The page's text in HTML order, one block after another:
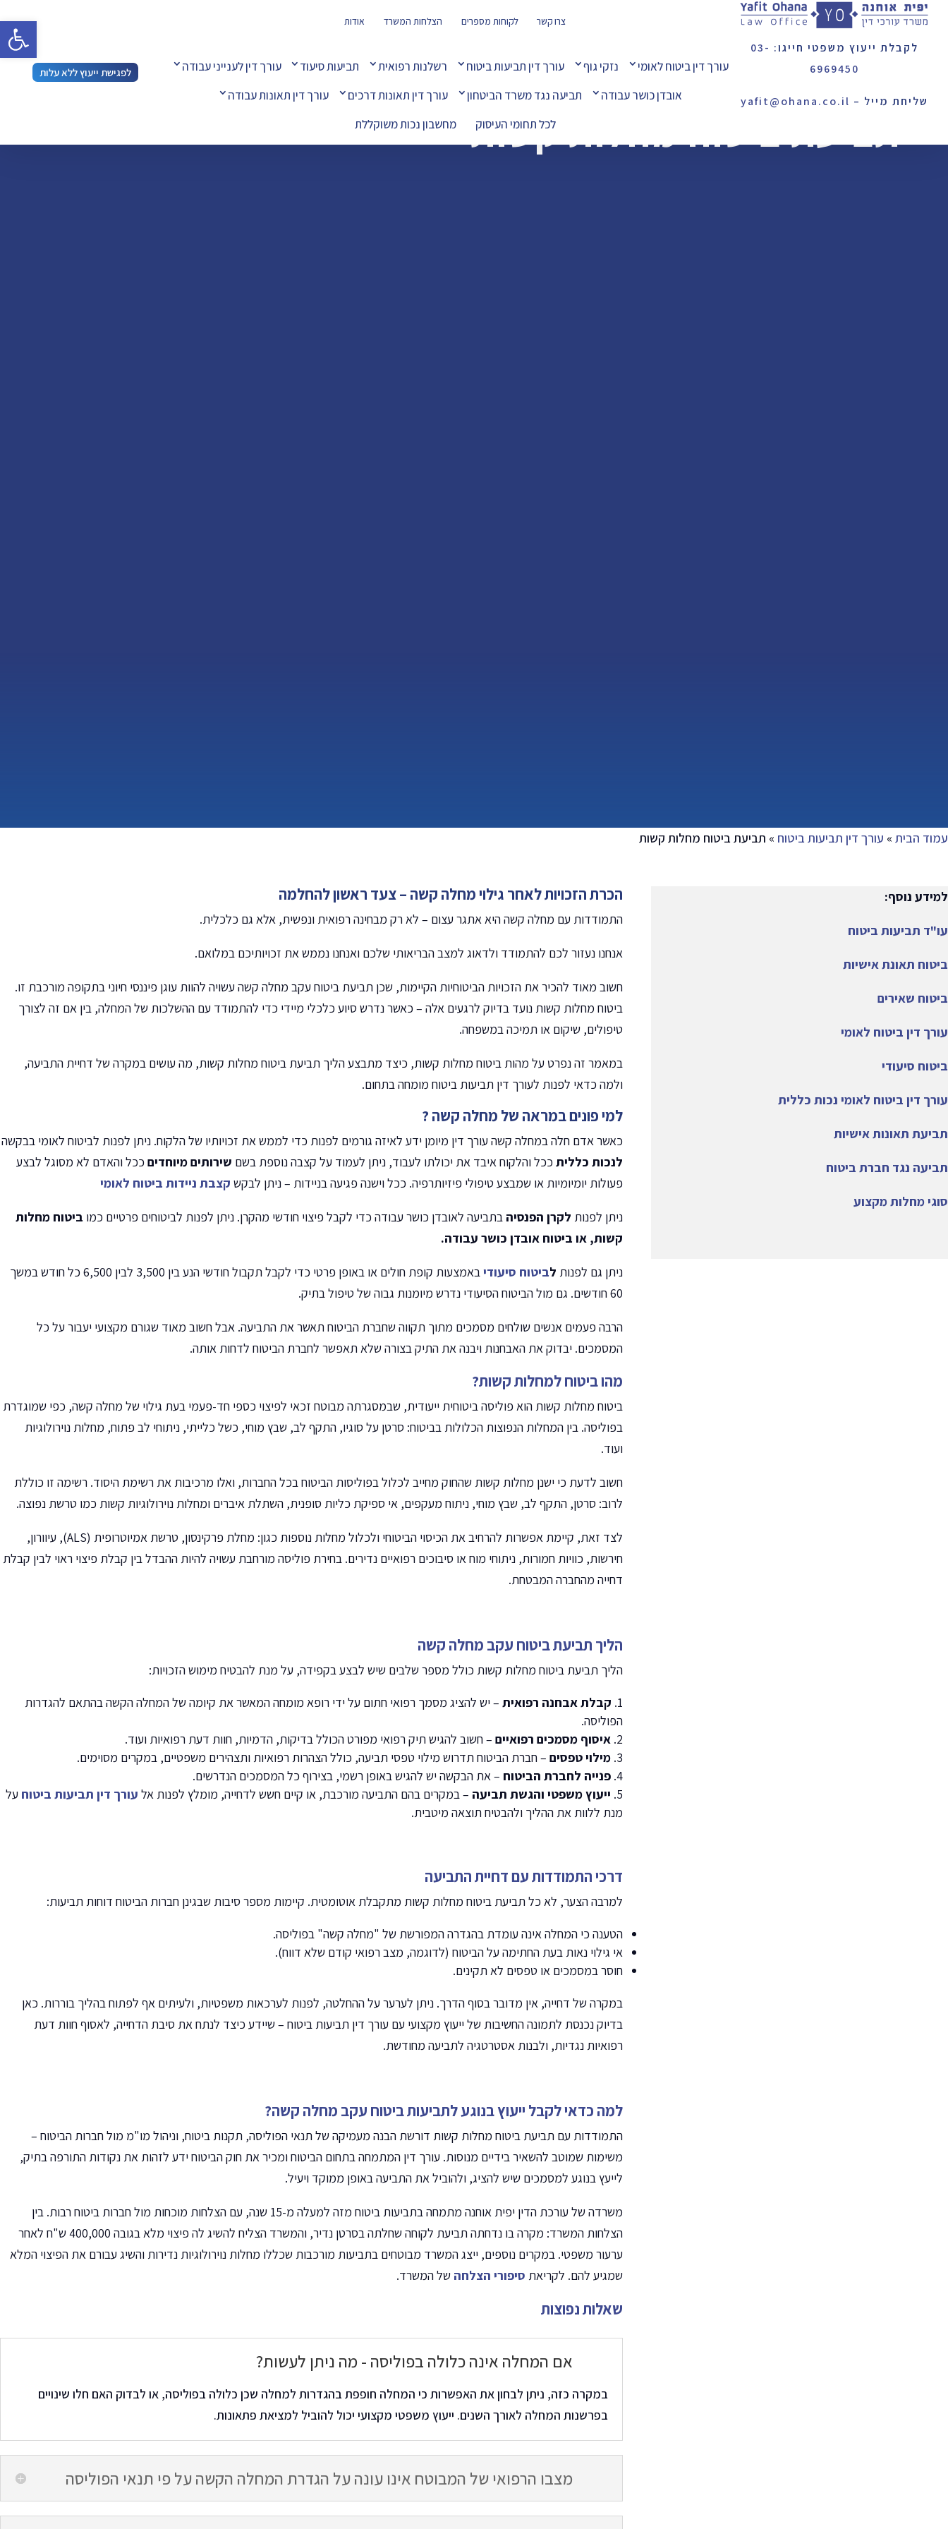
לפגישת ייעוץ ללא עלות
צרו קשר לקוחות מספרים הצלחות המשרד אודות
עורך דין ביטוח לאומי נזקי גוף עורך דין תביעות ביטוח רשלנות רפואית תביעות סיעוד
עורך דין לענייני עבודה
אובדן כושר עבודה
תביעה נגד משרד הביטחון עורך דין תאונות דרכים
עורך דין תאונות עבודה
לכל תחומי העיסוק
מחשבון נכות משוקללת
לקבלת ייעוץ משפטי חייגו: 03-
6969450
שליחת מייל – yafit@ohana.co.il
תביעת ביטוח מחלות קשות
עמוד הבית » עורך דין תביעות ביטוח » תביעת ביטוח מחלות קשות
הכרת הזכויות לאחר גילוי מחלה קשה – צעד ראשון להחלמה
התמודדות עם מחלה קשה היא אתגר עצום – לא רק מבחינה רפואית ונפשית, אלא גם כלכלית.
אנחנו נעזור לכם להתמודד ולדאוג למצב הבריאותי שלכם ואנחנו נממש את זכויותיכם במלואם.
חשוב מאוד להכיר את הזכויות הביטוחיות הקיימות, שכן תביעת ביטוח עקב מחלה קשה עשויה להוות עוגן פיננסי חיוני בתקופה מורכבת זו.
ביטוח מחלות קשות נועד בדיוק לרגעים אלה – כאשר נדרש סיוע כלכלי מיידי כדי להתמודד עם ההשלכות של המחלה, בין אם זה לצורך
טיפולים, שיקום או תמיכה במשפחה.
במאמר זה נפרט על מהות ביטוח מחלות קשות, כיצד מתבצע הליך תביעת ביטוח מחלות קשות, מה עושים במקרה של דחיית התביעה,
ולמה כדאי לפנות לעורך דין תביעות ביטוח מומחה בתחום.
למי פונים במראה של מחלה קשה ?
כאשר אדם חלה במחלה קשה עורך דין מיומן ידע לאיזה גורמים לפנות כדי לממש את זכויותיו של הלקוח. ניתן לפנות לביטוח לאומי בבקשה
לנכות כללית ככל והלקוח איבד את יכולתו לעבוד, ניתן לעמוד על קצבה נוספת בשם שירותים מיוחדים ככל והאדם לא מסוגל לבצע
פעולות יומיומיות או שמבצע טיפולי פיזיותרפיה. ככל וישנה פגיעה בניידות – ניתן לבקש קצבת ניידות ביטוח לאומי
ניתן לפנות לקרן הפנסיה בתביעה לאובדן כושר עבודה כדי לקבל פיצוי חודשי מהקרן. ניתן לפנות לביטוחים פרטיים כמו ביטוח מחלות
קשות, או ביטוח אובדן כושר עבודה.
ניתן גם לפנות לביטוח סיעודי
באמצעות קופת חולים או באופן פרטי כדי לקבל תקבול חודשי הנע בין 3,500 לבין 6,500 כל חודש במשך
60 חודשים. גם מול הביטוח הסיעודי נדרש מיומנות גבוה של טיפול בתיק.
הרבה פעמים אנשים שולחים מסמכים מתוך תקווה שחברת הביטוח תאשר את התביעה. אבל חשוב מאוד שגורם מקצועי יעבור על כל
המסמכים. יבדוק את האבחנות ויבנה את התיק בצורה שלא תאפשר לחברת הביטוח לדחות אותה.
מהו ביטוח למחלות קשות?
ביטוח מחלות קשות הוא פוליסה ביטוחית ייעודית, שבמסגרתה מבוטח זכאי לפיצוי כספי חד-פעמי בעת גילוי של מחלה קשה, כפי שמוגדרת
בפוליסה. בין המחלות הנפוצות הכלולות בביטוח: סרטן על סוגיו, התקף לב, שבץ מוחי, כשל כלייתי, ניתוחי לב פתוח, מחלות נוירולוגיות
ועוד.
חשוב לדעת כי ישנן מחלות קשות שהחוק מחייב לכלול בפוליסות הביטוח בכל החברות, ואלו מרכיבות את רשימת היסוד. רשימה זו כוללת
לרוב: סרטן, התקף לב, שבץ מוחי, ניתוח מעקפים, אי ספיקת כליות סופנית, השתלת איברים ומחלות נוירולוגיות קשות כמו טרשת נפוצה.
לצד זאת, קיימת אפשרות להרחיב את הכיסוי הביטוחי ולכלול מחלות נוספות כגון: מחלת פרקינסון, טרשת אמיוטרופית (ALS), עיוורון,
חירשות, כוויות חמורות, ניתוחי מוח או סיבוכים רפואיים נדירים. בחירת פוליסה מורחבת עשויה להיות ההבדל בין קבלת פיצוי ראוי לבין קבלת
דחייה מהחברה המבטחת.
הליך תביעת ביטוח עקב מחלה קשה
הליך תביעת ביטוח מחלות קשות כולל מספר שלבים שיש לבצע בקפידה, על מנת להבטיח מימוש הזכויות:
קבלת אבחנה רפואית – יש להציג מסמך רפואי חתום על ידי רופא מומחה המאשר את קיומה של המחלה הקשה בהתאם להגדרות
הפוליסה.
איסוף מסמכים רפואיים – חשוב להגיש תיק רפואי מפורט הכולל בדיקות, הדמיות, חוות דעת רפואיות ועוד.
מילוי טפסים – חברת הביטוח תדרוש מילוי טפסי תביעה, כולל הצהרות רפואיות ותצהירים משפטיים, במקרים מסוימים.
פנייה לחברת הביטוח – את הבקשה יש להגיש באופן רשמי, בצירוף כל המסמכים הנדרשים.
ייעוץ משפטי והגשת תביעה – במקרים בהם התביעה מורכבת, או קיים חשש לדחייה, מומלץ לפנות אל עורך דין תביעות ביטוח על
מנת ללוות את ההליך ולהבטיח תוצאה מיטבית.
דרכי התמודדות עם דחיית התביעה
למרבה הצער, לא כל תביעת ביטוח מחלות קשות מתקבלת אוטומטית. קיימות מספר סיבות שבגינן חברות הביטוח דוחות תביעות:
הטענה כי המחלה אינה עומדת בהגדרה המפורשת של "מחלה קשה" בפוליסה.
אי גילוי נאות בעת החתימה על הביטוח (לדוגמה, מצב רפואי קודם שלא דווח).
חוסר במסמכים או טפסים לא תקינים.
במקרה של דחייה, אין מדובר בסוף הדרך. ניתן לערער על ההחלטה, לפנות לערכאות משפטיות, ולעיתים אף לפתוח בהליך בוררות. כאן
בדיוק נכנסת לתמונה החשיבות של ייעוץ מקצועי עם עורך דין תביעות ביטוח – שיידע כיצד לנתח את סיבת הדחייה, לאסוף חוות דעת
רפואיות נגדיות, ולבנות אסטרטגיה לתביעה מחודשת.
למה כדאי לקבל ייעוץ בנוגע לתביעות ביטוח עקב מחלה קשה?
התמודדות עם תביעת ביטוח מחלות קשות דורשת הבנה מעמיקה של תנאי הפוליסה, תקנות ביטוח, וניהול מו"מ מול חברות הביטוח –
משימות שמוטב להשאיר בידיים מנוסות. עורך דין המתמחה בתחום הביטוח ומכיר את חוק הביטוח ידע לזהות את נקודות התורפה בתיק,
לייעץ בנוגע למסמכים שיש להציג, ולהוביל את התביעה באופן ממוקד ויעיל.
משרדה של עורכת הדין יפית אוחנה מתמחה בתביעות ביטוח מזה למעלה מ-15 שנה, עם הצלחות מוכחות מול חברות ביטוח רבות. בין
הצלחות המשרד: מקרה בו נדחתה תביעת לקוחה שחלתה בסרטן נדיר, והמשרד הצליח להשיג לה פיצוי מלא בגובה 400,000 ש"ח לאחר
ערעור משפטי. במקרים נוספים, ייצג המשרד מבוטחים בתביעות מורכבות שכללו מחלות נוירולוגיות נדירות והשיג עבורם את הפיצוי המלא
שמגיע להם. לקריאת סיפורי הצלחה של המשרד.
שאלות נפוצות
אם המחלה אינה כלולה בפוליסה - מה ניתן לעשות?
במקרה כזה, ניתן לבחון את האפשרות כי המחלה חופפת בהגדרות למחלה שכן כלולה בפוליסה, או לבדוק האם חלו שינויים
בפרשנות המחלה לאורך השנים. ייעוץ משפטי מקצועי יכול להוביל למציאת פתאונות.
מצבו הרפואי של המבוטח אינו עונה על הגדרת המחלה הקשה על פי תנאי הפוליסה
למידע נוסף:
עו"ד תביעות ביטוח
ביטוח תאונת אישיות
ביטוח שאירים
עורך דין ביטוח לאומי
ביטוח סיעודי
עורך דין ביטוח לאומי נכות כללית
תביעת תאונות אישיות
תביעה נגד חברת ביטוח
סוגי מחלות מקצוע